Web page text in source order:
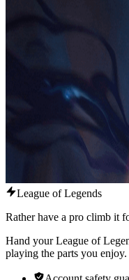
League of Legends
Rather have a pro climb it
Hand your League of
playing the parts you enjoy.